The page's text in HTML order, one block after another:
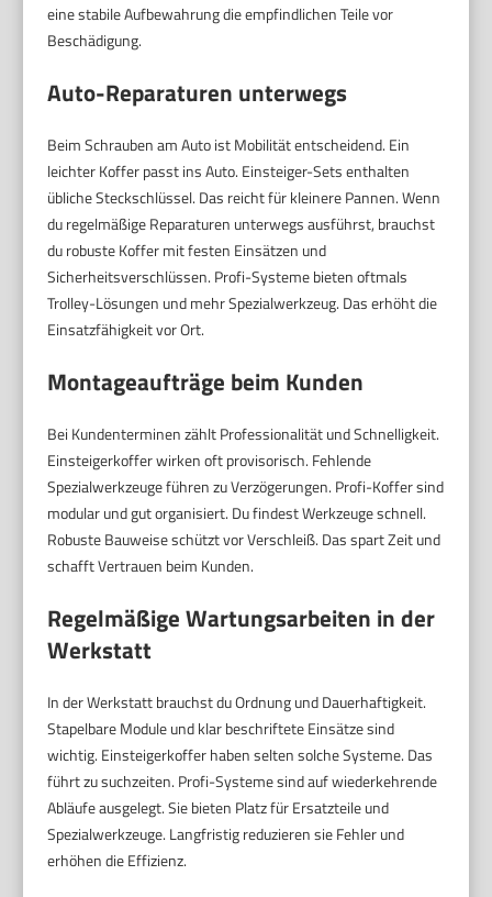
eine stabile Aufbewahrung die empfindlichen Teile vor
Beschädigung.
Auto-Reparaturen unterwegs
Beim Schrauben am Auto ist Mobilität entscheidend. Ein
leichter Koffer passt ins Auto. Einsteiger-Sets enthalten
übliche Steckschlüssel. Das reicht für kleinere Pannen. Wenn
du regelmäßige Reparaturen unterwegs ausführst, brauchst
du robuste Koffer mit festen Einsätzen und
Sicherheitsverschlüssen. Profi-Systeme bieten oftmals
Trolley-Lösungen und mehr Spezialwerkzeug. Das erhöht die
Einsatzfähigkeit vor Ort.
Montageaufträge beim Kunden
Bei Kundenterminen zählt Professionalität und Schnelligkeit.
Einsteigerkoffer wirken oft provisorisch. Fehlende
Spezialwerkzeuge führen zu Verzögerungen. Profi-Koffer sind
modular und gut organisiert. Du findest Werkzeuge schnell.
Robuste Bauweise schützt vor Verschleiß. Das spart Zeit und
schafft Vertrauen beim Kunden.
Regelmäßige Wartungsarbeiten in der
Werkstatt
In der Werkstatt brauchst du Ordnung und Dauerhaftigkeit.
Stapelbare Module und klar beschriftete Einsätze sind
wichtig. Einsteigerkoffer haben selten solche Systeme. Das
führt zu suchzeiten. Profi-Systeme sind auf wiederkehrende
Abläufe ausgelegt. Sie bieten Platz für Ersatzteile und
Spezialwerkzeuge. Langfristig reduzieren sie Fehler und
erhöhen die Effizienz.